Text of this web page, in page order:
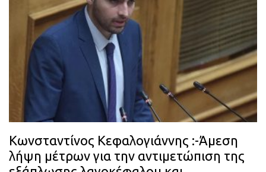
Κωνσταντίνος Κεφαλογιάννης :-Άμεση
λήψη μέτρων για την αντιμετώπιση της